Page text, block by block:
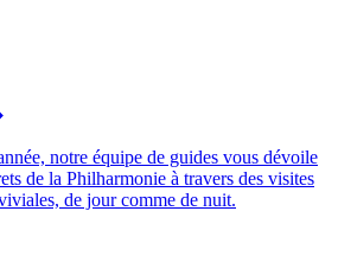
notre équipe de guides vous dévoile
de la Philharmonie à travers des visites
de jour comme de nuit.